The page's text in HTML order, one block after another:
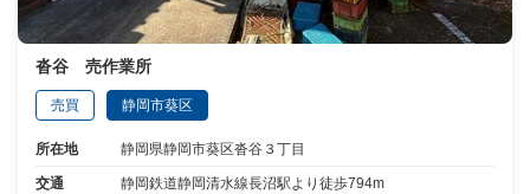
沓谷 売作業所
売買 静岡市葵区
所在地 静岡県静岡市葵区沓谷３丁目
交通 静岡鉄道静岡清水線長沼駅より徒歩794m